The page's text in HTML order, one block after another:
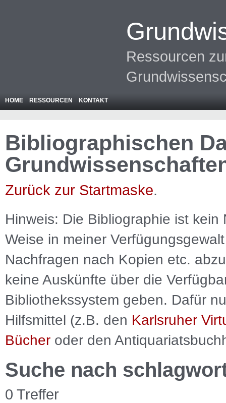
Ressourcen
HOME RESSOURCEN KONTAKT
Bibliographischen
Zurück zur Startmaske.
Hinweis: Die Bibliographie ist kein
Weise in meiner
Nachfragen nach Kopien etc.
keine Auskünfte über die
Bibliothekssystem geben. Dafür
Hilfsmittel (z.B. den Karlsruher
Bücher oder den
Suche nach
0 Treffer